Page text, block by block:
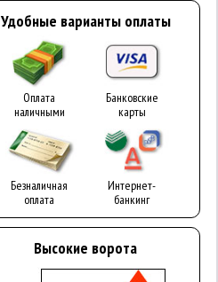
Удобные варианты оплаты
Оплата
наличными
Банковские
карты
Безналичная
оплата
Интернет-
банкинг
Высокие ворота